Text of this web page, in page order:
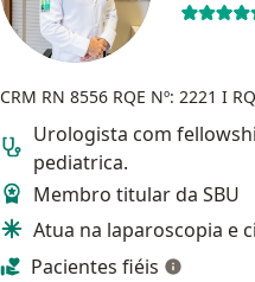
CRM RN 8556 RQE Nº: 2221 I
Urologista com
pediatrica.
Membro titular da SBU
Atua na laparoscopia e
Pacientes fiéis